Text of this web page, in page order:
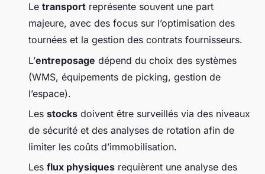
Le transport représente souvent une part
majeure, avec des focus sur l’optimisation des
tournées et la gestion des contrats fournisseurs.
L’entreposage dépend du choix des systèmes
(WMS, équipements de picking, gestion de
l’espace).
Les stocks doivent être surveillés via des niveaux
de sécurité et des analyses de rotation afin de
limiter les coûts d’immobilisation.
Les flux physiques requièrent une analyse des